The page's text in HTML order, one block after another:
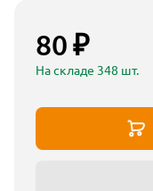
80 ₽
На складе 348 шт.